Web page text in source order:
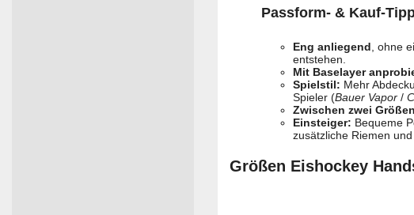
Passform- & Kauf-
Eng anliegend , ohne
entstehen.
Mit Baselayer
Spielstil: Mehr
Spieler (Bauer Vapor /
Zwischen zwei
Einsteiger: Bequeme
zusätzliche Riemen
Größen Eishockey